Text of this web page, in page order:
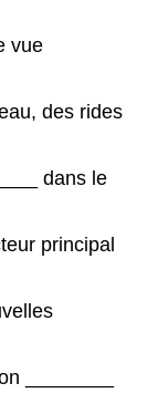
vue
des rides
dans le
principal
________